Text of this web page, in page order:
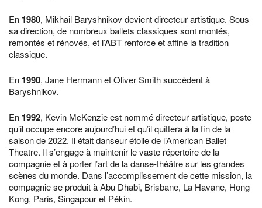
En 1980, Mikhail Baryshnikov devient directeur artistique. Sous
sa direction, de nombreux ballets classiques sont montés,
remontés et rénovés, et l’ABT renforce et affine la tradition
classique.
En 1990, Jane Hermann et Oliver Smith succèdent à
Baryshnikov.
En 1992, Kevin McKenzie est nommé directeur artistique, poste
qu’il occupe encore aujourd’hui et qu’il quittera à la fin de la
saison de 2022. Il était danseur étoile de l’American Ballet
Theatre. Il s’engage à maintenir le vaste répertoire de la
compagnie et à porter l’art de la danse-théâtre sur les grandes
scènes du monde. Dans l’accomplissement de cette mission, la
compagnie se produit à Abu Dhabi, Brisbane, La Havane, Hong
Kong, Paris, Singapour et Pékin.